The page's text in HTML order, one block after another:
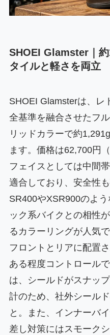
SHOEI Glamster｜
タイルと軽さを両立
SHOEI Glamsterは、レ
全基準を融合させたフ
リッドカラーで約
ます。価格は62,700円
フェイスとしては中間
適合しており、安全性
SR400やXSR900のよ
ック系バイクとの相性
るカラーリングが人気
フロントとリアに配置
ある程度コントロール
は、シールドがスナッ
計のため、社外シール
と。また、インナーバ
差し対策にはスモーク